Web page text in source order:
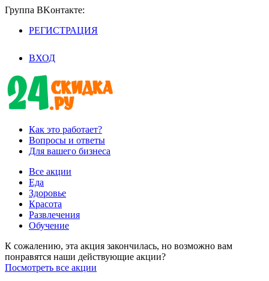
Группа BKoнтaктe:
РЕГИСТРАЦИЯ
ВХОД
Как это работает?
Вопросы и ответы
Для вашего бизнеса
Все акции
Еда
Здоровье
Красота
Развлечения
Обучение
К сожалению, эта акция закончилась, но возможно вам
понравятся наши действующие акции?
Посмотреть все акции